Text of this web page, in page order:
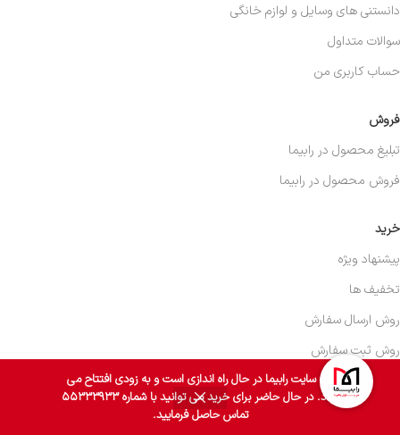
وب سایت رابیما در حال راه اندازی است و به زودی افتتاح می
گردد. در حال حاضر برای خرید می توانید با شماره ۵۵۳۳۳۹۳۳
تماس حاصل فرمایید.
خرید
پیشنهاد ویژه
تخفیف ها
روش ارسال سفارش
روش ثبت سفارش
روش پرداخت
روش پیگیری سفارش
فروش
تبلیغ محصول در رابیما
فروش محصول در رابیما
دانستنی های وسایل و لوازم خانگی
سوالات متداول
حساب کاربری من
0